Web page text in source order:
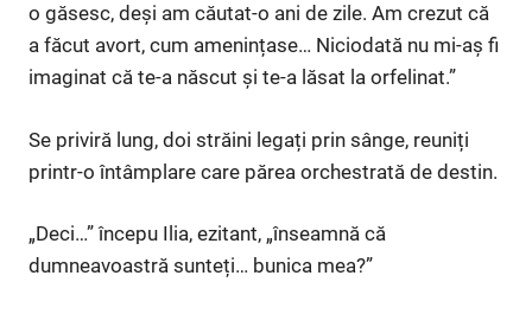
o găsesc, deși am căutat-o ani de zile. Am crezut că
a făcut avort, cum amenințase… Niciodată nu mi-aș fi
imaginat că te-a născut și te-a lăsat la orfelinat.”
Se priviră lung, doi străini legați prin sânge, reuniți
printr-o întâmplare care părea orchestrată de destin.
„Deci…” începu Ilia, ezitant, „înseamnă că
dumneavoastră sunteți… bunica mea?”